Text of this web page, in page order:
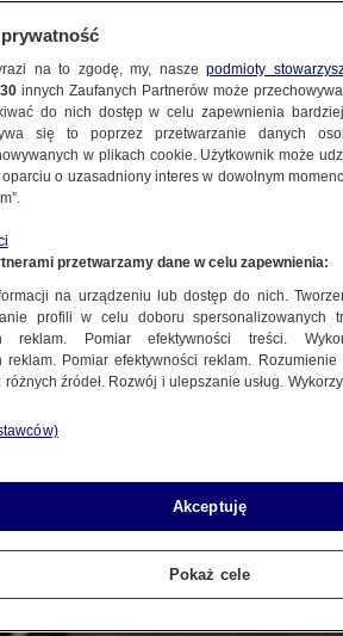
na to zgodę, my, naszepodmioty
30 innych Zaufanych Partnerów może
do nich dostęp w celu zapewnienia
się to poprzez przetwarzanie danych
w plikach cookie. Użytkownik może
o uzasadniony interes w dowolnym
przetwarzamy dane w celu zapewnienia:
na urządzeniu lub dostęp do nich.
profili w celu doboru spersonalizowanych
reklam. Pomiar efektywności treści.
reklam. Pomiar efektywności reklam.
źródeł. Rozwój i ulepszanie usług.
Akceptuję
Pokaż cele